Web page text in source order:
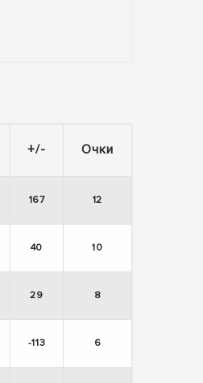
+/- Очки
167 12
40 10
29 8
-113 6